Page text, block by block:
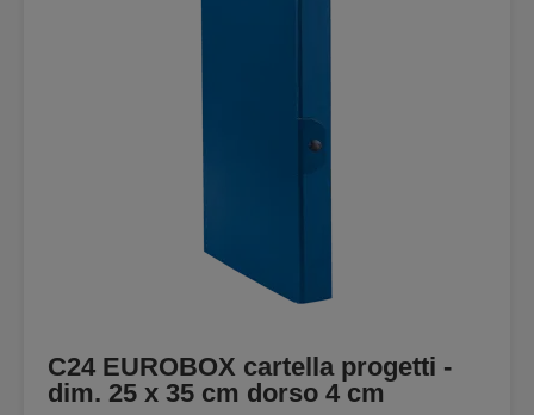
C24 EUROBOX cartella progetti -
dim. 25 x 35 cm dorso 4 cm